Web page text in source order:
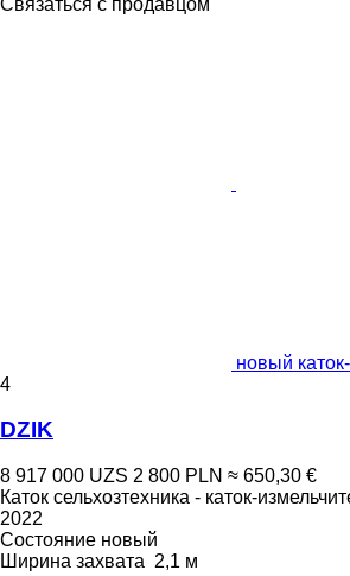
новый
4
DZIK
8 917 000 UZS 2 800 PLN ≈ 650,30 €
Каток сельхозтехника - каток-
2022
Состояние новый
Ширина захвата 2,1 м